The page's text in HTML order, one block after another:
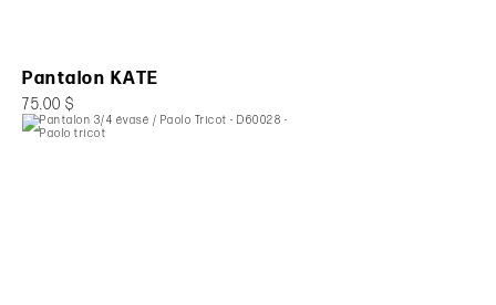
Pantalon KATE
75.00 $